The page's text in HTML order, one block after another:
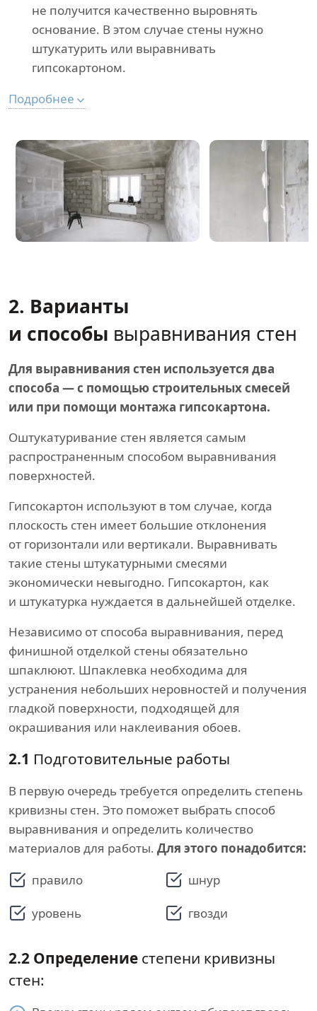
не получится качественно выровнять
основание. В этом случае стены нужно
штукатурить или выравнивать
гипсокартоном.
Подробнее
2. Варианты
и способы выравнивания стен
Для выравнивания стен используется два
способа — с помощью строительных смесей
или при помощи монтажа гипсокартона.
Оштукатуривание стен является самым
распространенным способом выравнивания
поверхностей.
Гипсокартон используют в том случае, когда
плоскость стен имеет большие отклонения
от горизонтали или вертикали. Выравнивать
такие стены штукатурными смесями
экономически невыгодно. Гипсокартон, как
и штукатурка нуждается в дальнейшей отделке.
Независимо от способа выравнивания, перед
финишной отделкой стены обязательно
шпаклюют. Шпаклевка необходима для
устранения небольших неровностей и получения
гладкой поверхности, подходящей для
окрашивания или наклеивания обоев.
2.1 Подготовительные работы
В первую очередь требуется определить степень
кривизны стен. Это поможет выбрать способ
выравнивания и определить количество
материалов для работы. Для этого понадобится:
правило
уровень
шнур
гвозди
2.2 Определение степени кривизны
стен: